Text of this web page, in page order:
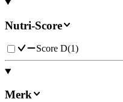
Nutri-Score
Score D(1)
Merk